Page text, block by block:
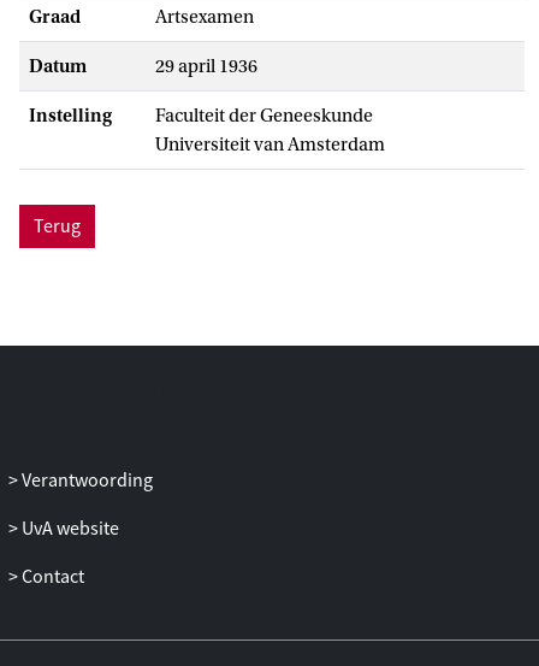
Graad artsexamen
Datum 29 april 1936
Instelling
Faculteit der Geneeskunde
Universiteit van Amsterdam
Terug
Verantwoording
UvA website
Contact